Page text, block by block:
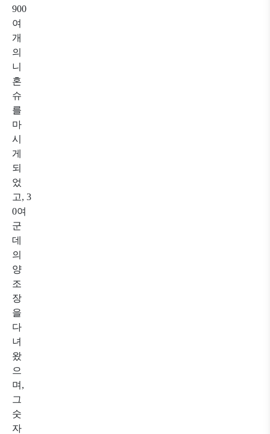
900
여
개
의
니
혼
슈
를
마
시
게
되
었
고, 3
0여
군
데
의
양
조
장
을
다
녀
왔
으
며,
그
숫
자